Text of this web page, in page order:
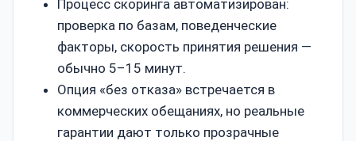
Процесс скоринга автоматизирован:
проверка по базам, поведенческие
факторы, скорость принятия решения —
обычно 5–15 минут.
Опция «без отказа» встречается в
коммерческих обещаниях, но реальные
гарантии дают только прозрачные